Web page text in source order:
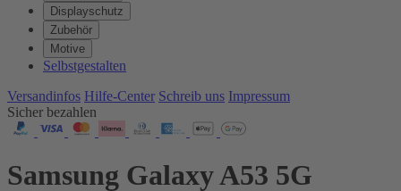
Displayschutz
Zubehör
Motive
Selbstgestalten
Versandinfos Hilfe-Center Schreib uns Impressum
Sicher bezahlen
Samsung Galaxy A53 5G